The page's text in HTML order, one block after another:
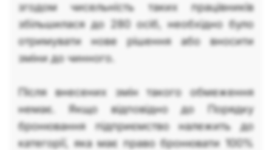
згодом чисельність таких працівників
збільшилася до 280 осіб, необхідно було
отримувати нове рішення або вносити
зміни до чинного.
Після внесених змін такого обмеження
немає. Якщо відповідно до Порядку
бронювання підприємство належить до
категорії, яка має право бронювати 100%